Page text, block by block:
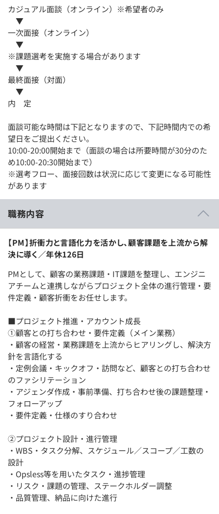
カジュアル面談（オンライン）※希望者のみ
▼
一次面接（オンライン）
▼
※課題選考を実施する場合があります
▼
最終面接（対面）
▼
内 定
面談可能な時間は下記となりますので、下記時間内での希
望日をご提出ください。
10:00-20:00開始まで（面談の場合は所要時間が30分のた
め10:00-20:30開始まで）
※選考フロー、面接回数は状況に応じて変更になる可能性
があります
職務内容
【PM】折衝力と言語化力を活かし、顧客課題を上流から解
決に導く／年休126日
PMとして、顧客の業務課題・IT課題を整理し、エンジニ
アチームと連携しながらプロジェクト全体の進行管理・要
件定義・顧客折衝をお任せします。
■プロジェクト推進・アカウント成長
①顧客との打ち合わせ・要件定義（メイン業務）
・顧客の経営・業務課題を上流からヒアリングし、解決方
針を言語化する
・定例会議・キックオフ・訪問など、顧客との打ち合わせ
のファシリテーション
・アジェンダ作成・事前準備、打ち合わせ後の課題整理・
フォローアップ
・要件定義・仕様のすり合わせ
②プロジェクト設計・進行管理
・WBS・タスク分解、スケジュール／スコープ／工数の
設計
・Opsless等を用いたタスク・進捗管理
・リスク・課題の管理、ステークホルダー調整
・品質管理、納品に向けた進行